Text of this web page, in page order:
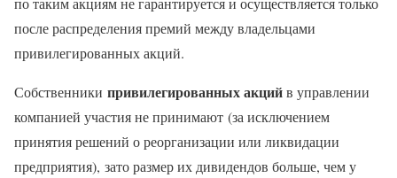
после распределения премий между владельцами
привилегированных акций.
Собственники привилегированных акцийв управлении
компанией участия не принимают (за исключением
принятия решений о реорганизации или ликвидации
предприятия), зато размер их дивидендов больше, чем у